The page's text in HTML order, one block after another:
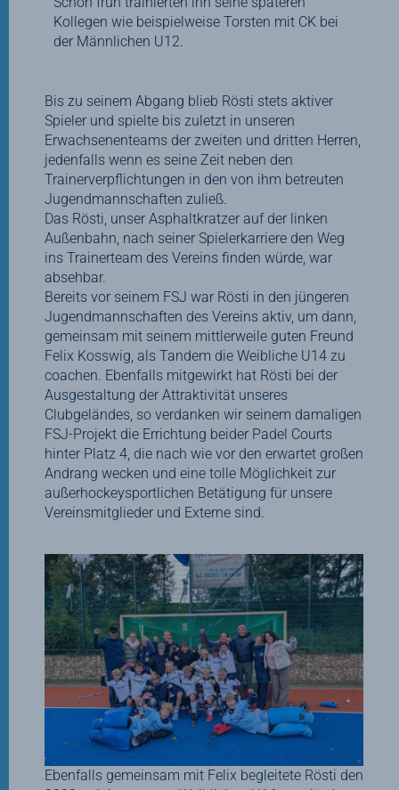
Kollegen wie beispielweise Torsten mit CK bei
der Männlichen U12.
Bis zu seinem Abgang blieb Rösti stets aktiver
Spieler und spielte bis zuletzt in unseren
Erwachsenenteams der zweiten und dritten Herren,
jedenfalls wenn es seine Zeit neben den
Trainerverpflichtungen in den von ihm betreuten
Jugendmannschaften zuließ.
Das Rösti, unser Asphaltkratzer auf der linken
Außenbahn, nach seiner Spielerkarriere den Weg
ins Trainerteam des Vereins finden würde, war
absehbar.
Bereits vor seinem FSJ war Rösti in den jüngeren
Jugendmannschaften des Vereins aktiv, um dann,
gemeinsam mit seinem mittlerweile guten Freund
Felix Kosswig, als Tandem die Weibliche U14 zu
coachen. Ebenfalls mitgewirkt hat Rösti bei der
Ausgestaltung der Attraktivität unseres
Clubgeländes, so verdanken wir seinem damaligen
FSJ-Projekt die Errichtung beider Padel Courts
hinter Platz 4, die nach wie vor den erwartet großen
Andrang wecken und eine tolle Möglichkeit zur
außerhockeysportlichen Betätigung für unsere
Vereinsmitglieder und Externe sind.
Ebenfalls gemeinsam mit Felix begleitete Rösti den